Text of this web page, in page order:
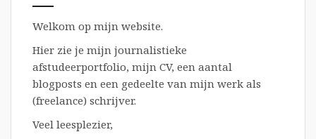
Welkom op mijn website.
Hier zie je mijn journalistieke
afstudeerportfolio, mijn CV, een aantal
blogposts en een gedeelte van mijn werk als
(freelance) schrijver.
Veel leesplezier,